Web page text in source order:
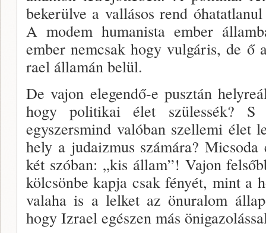
bekerülve a vallásos rend
A modem humanista ember
ember nemcsak hogy vul­gáris, de
rael államán belül.
De vajon elegendő-e pusztán
hogy poli­tikai élet szülessék?
egyszersmind valóban szellemi élet
hely a judaizmus számára?
két szóban: „kis állam”! Vajon
kölcsönbe kapja csak fé­nyét, mint a
valaha is a lelket az önuralom
hogy Iz­rael egészen más